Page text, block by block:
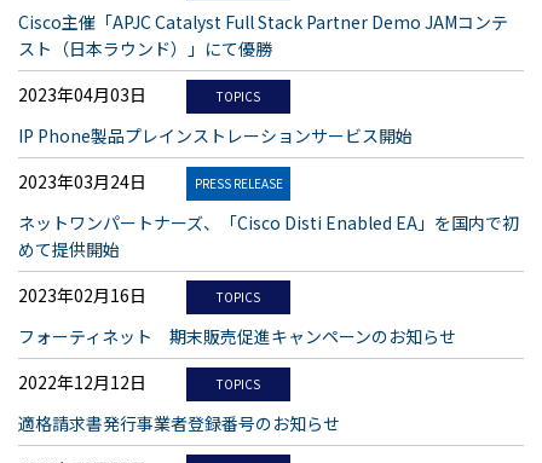
Cisco主催「APJC Catalyst Full Stack Partner Demo JAMコンテ
スト（日本ラウンド）」にて優勝
2023年04月03日
TOPICS
IP Phone製品プレインストレーションサービス開始
2023年03月24日
PRESS RELEASE
ネットワンパートナーズ、「Cisco Disti Enabled EA」を国内で初
めて提供開始
2023年02月16日
TOPICS
フォーティネット 期末販売促進キャンペーンのお知らせ
2022年12月12日
TOPICS
適格請求書発行事業者登録番号のお知らせ